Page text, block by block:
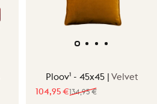
Ploov¹ - 45x45 | Velvet
Verkoopprijs
104,95 €
Normale prijs
134,95 €